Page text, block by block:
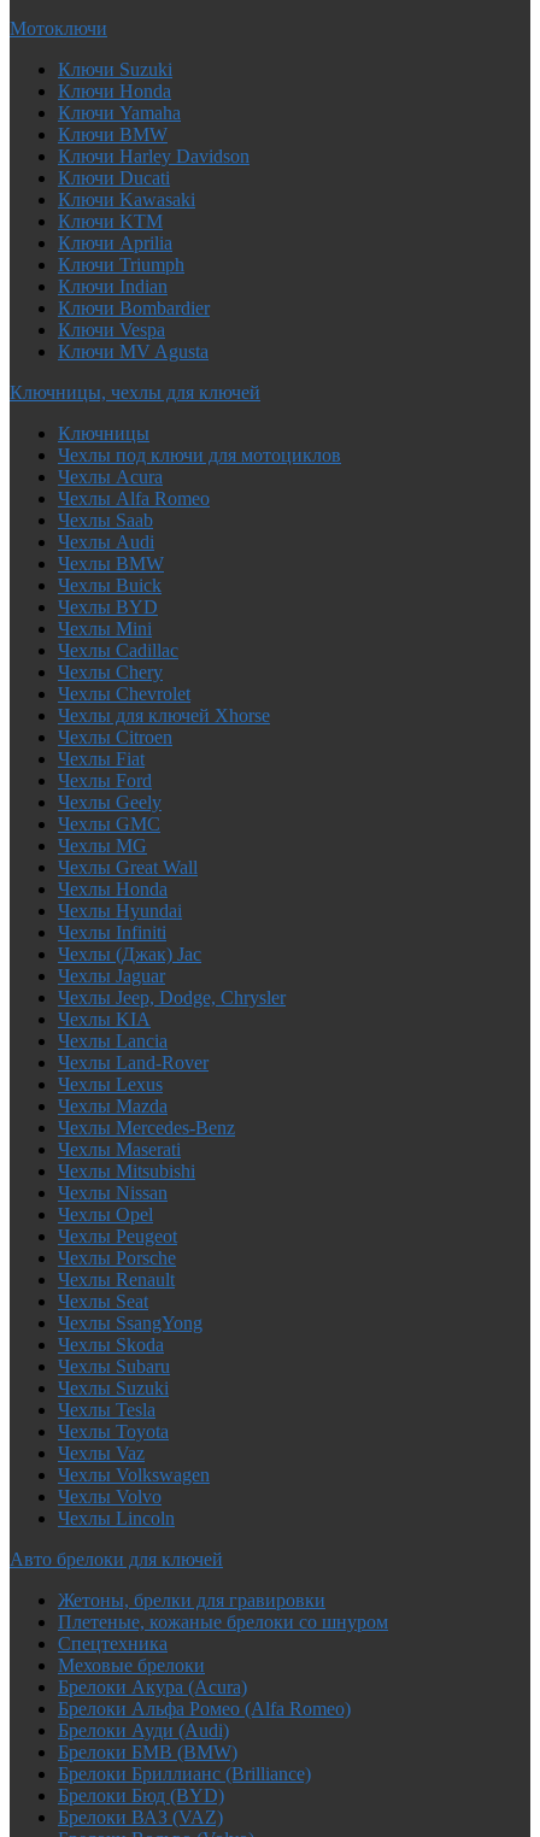
Мотоключи
Ключи Suzuki
Ключи Honda
Ключи Yamaha
Ключи BMW
Ключи Harley Davidson
Ключи Ducati
Ключи Kawasaki
Ключи KTM
Ключи Aprilia
Ключи Triumph
Ключи Indian
Ключи Bombardier
Ключи Vespa
Ключи MV Agusta
Ключницы, чехлы для ключей
Ключницы
Чехлы под ключи для мотоциклов
Чехлы Acura
Чехлы Alfa Romeo
Чехлы Saab
Чехлы Audi
Чехлы BMW
Чехлы Buick
Чехлы BYD
Чехлы Mini
Чехлы Cadillac
Чехлы Chery
Чехлы Chevrolet
Чехлы для ключей Xhorse
Чехлы Citroen
Чехлы Fiat
Чехлы Ford
Чехлы Geely
Чехлы GMC
Чехлы MG
Чехлы Great Wall
Чехлы Honda
Чехлы Hyundai
Чехлы Infiniti
Чехлы (Джак) Jac
Чехлы Jaguar
Чехлы Jeep, Dodge, Chrysler
Чехлы KIA
Чехлы Lancia
Чехлы Land-Rover
Чехлы Lexus
Чехлы Mazda
Чехлы Mercedes-Benz
Чехлы Maserati
Чехлы Mitsubishi
Чехлы Nissan
Чехлы Opel
Чехлы Peugeot
Чехлы Porsche
Чехлы Renault
Чехлы Seat
Чехлы SsangYong
Чехлы Skoda
Чехлы Subaru
Чехлы Suzuki
Чехлы Tesla
Чехлы Toyota
Чехлы Vaz
Чехлы Volkswagen
Чехлы Volvo
Чехлы Lincoln
Авто брелоки для ключей
Жетоны, брелки для гравировки
Плетеные, кожаные брелоки со шнуром
Спецтехника
Меховые брелоки
Брелоки Акура (Acura)
Брелоки Альфа Ромео (Alfa Romeo)
Брелоки Ауди (Audi)
Брелоки БМВ (BMW)
Брелоки Бриллианс (Brilliance)
Брелоки Бюд (BYD)
Брелоки ВАЗ (VAZ)